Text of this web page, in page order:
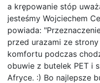
a krępowanie stóp
jesteśmy Wojciechem
powiada:
przed urazami ze
komfortu podczas
obuwie z butelek PET i
Afryce. :) Bo najlepsze